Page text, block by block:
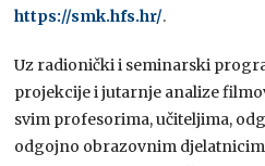
https://smk.hfs.hr/.
Uz radionički i seminarski
projekcije i jutarnje analize
svim profesorima, učiteljima,
odgojno obrazovnim